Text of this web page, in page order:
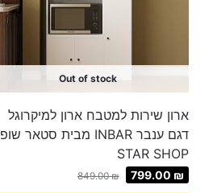
Out of stock
ארון שירות למטבח ארון למיקרוגל
דגם ענבר INBAR מבית סטאר שופ
STAR SHOP
849.00₪ 799.00 ₪